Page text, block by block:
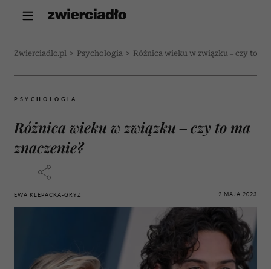
Zwierciadlo.pl > Psychologia > Różnica wieku w związku – czy to
PSYCHOLOGIA
Różnica wieku w związku – czy to ma
znaczenie?
EWA KLEPACKA-GRYZ 2 MAJA 2023